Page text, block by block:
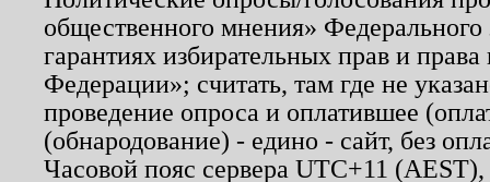
общественного мнения»
гарантиях избирательных прав и
Федерации»; считать, там где не
проведение опроса и оплатившее
(обнародование) - едино - сайт, без
Часовой пояс сервера UTC+11